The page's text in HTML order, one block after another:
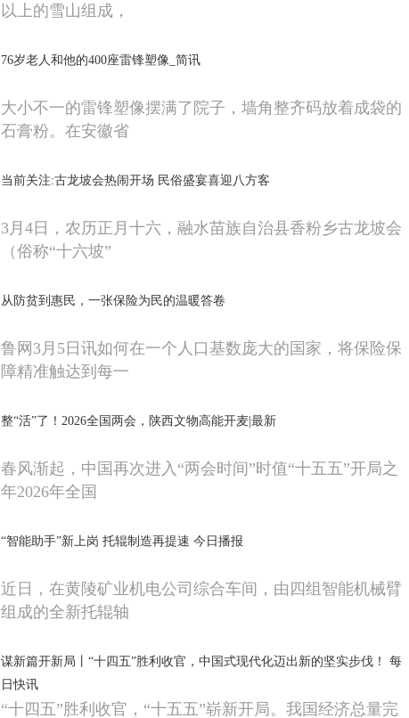
以上的雪山组成，
76岁老人和他的400座雷锋塑像_简讯
大小不一的雷锋塑像摆满了院子，墙角整齐码放着成袋的
石膏粉。在安徽省
当前关注:古龙坡会热闹开场 民俗盛宴喜迎八方客
3月4日，农历正月十六，融水苗族自治县香粉乡古龙坡会
（俗称“十六坡”
从防贫到惠民，一张保险为民的温暖答卷
鲁网3月5日讯如何在一个人口基数庞大的国家，将保险保
障精准触达到每一
整“活”了！2026全国两会，陕西文物高能开麦|最新
春风渐起，中国再次进入“两会时间”时值“十五五”开局之
年2026年全国
“智能助手”新上岗 托辊制造再提速 今日播报
近日，在黄陵矿业机电公司综合车间，由四组智能机械臂
组成的全新托辊轴
谋新篇开新局丨“十四五”胜利收官，中国式现代化迈出新的坚实步伐！ 每
日快讯
“十四五”胜利收官，“十五五”崭新开局。我国经济总量完